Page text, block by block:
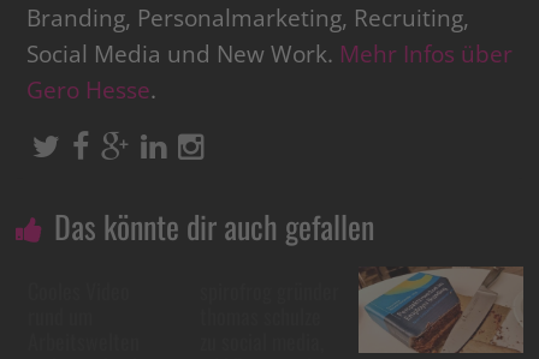
Branding, Personalmarketing, Recruiting,
Social Media und New Work. Mehr Infos über
Gero Hesse.
Das könnte dir auch gefallen